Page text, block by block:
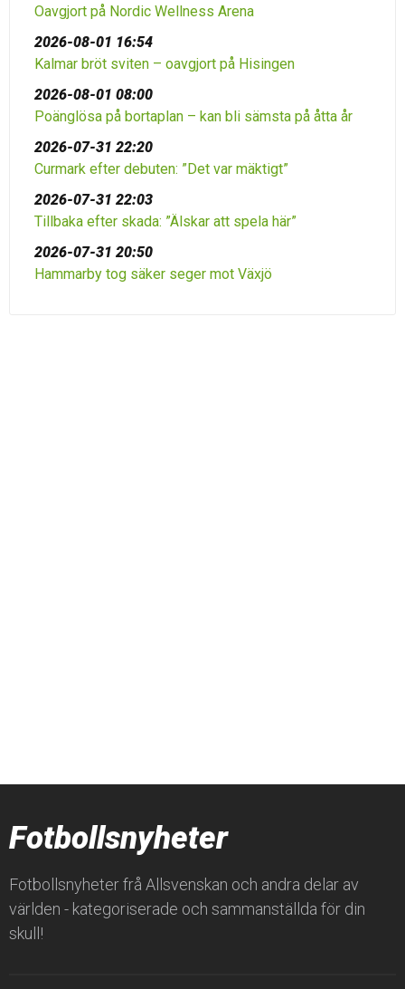
Oavgjort på Nordic Wellness Arena
2026-08-01 16:54
Kalmar bröt sviten – oavgjort på Hisingen
2026-08-01 08:00
Poänglösa på bortaplan – kan bli sämsta på åtta år
2026-07-31 22:20
Curmark efter debuten: ”Det var mäktigt”
2026-07-31 22:03
Tillbaka efter skada: ”Älskar att spela här”
2026-07-31 20:50
Hammarby tog säker seger mot Växjö
Fotbollsnyheter
Fotbollsnyheter frå Allsvenskan och andra delar av
världen - kategoriserade och sammanställda för din
skull!